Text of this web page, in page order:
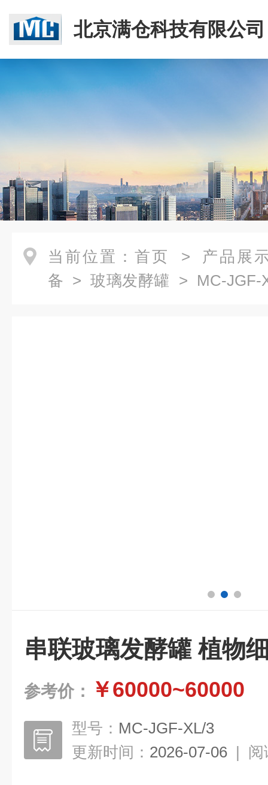
北京满仓科技有限公司
当前位置： 首页 > 产品展
备 > 玻璃发酵罐 > MC-JGF-
串联玻璃发酵罐 植物
参考价： ￥60000~60000
型号： MC-JGF-XL/3
更新时间： 2026-07-06 | 阅